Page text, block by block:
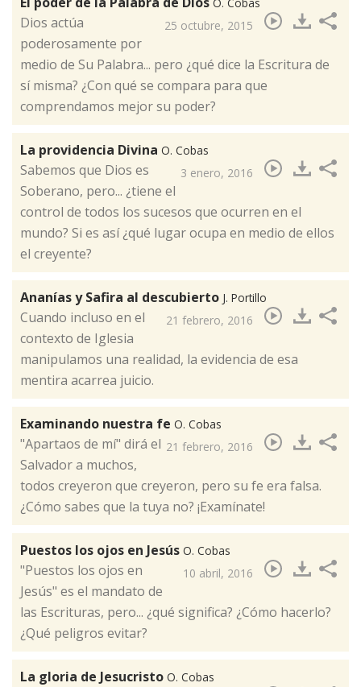
25 octubre, 2015
​Dios actúa
poderosamente por
medio de Su Palabra... pero ¿qué dice la Escritura de
sí misma? ¿Con qué se compara para que
comprendamos mejor su poder?
La providencia Divina O. Cobas
3 enero, 2016
​Sabemos que Dios es
Soberano, pero... ¿tiene el
control de todos los sucesos que ocurren en el
mundo? Si es así ¿qué lugar ocupa en medio de ellos
el creyente?
Ananías y Safira al descubierto J. Portillo
21 febrero, 2016
Cuando incluso en el
contexto de Iglesia
manipulamos una realidad, la evidencia de esa
mentira acarrea juicio.
Examinando nuestra fe O. Cobas
21 febrero, 2016
"​Apartaos de mí" dirá el
Salvador a muchos,
todos creyeron que creyeron, pero su fe era falsa.
¿Cómo sabes que la tuya no? ¡Examínate!
Puestos los ojos en Jesús O. Cobas
10 abril, 2016
"Puestos los ojos en
Jesús" es el mandato de
las Escrituras, pero... ¿qué significa? ¿Cómo hacerlo?
¿Qué peligros evitar?​
La gloria de Jesucristo O. Cobas